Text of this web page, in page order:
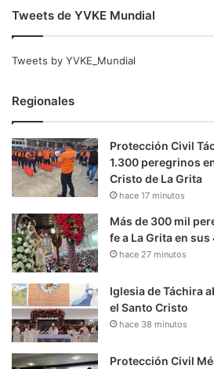
Tweets de YVKE Mundial
Tweets by YVKE_Mundial
Regionales
Protección Civil
1.300 peregrinos
Cristo de La Grita
hace 17 minutos
Más de 300 mil
fe a La Grita en sus
hace 27 minutos
Iglesia de Táchira
el Santo Cristo
hace 38 minutos
Protección Civil